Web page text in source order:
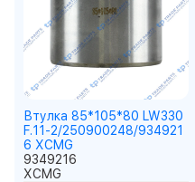
Втулка 85*105*80 LW330
F.11-2/250900248/934921
6 XCMG
9349216
XCMG